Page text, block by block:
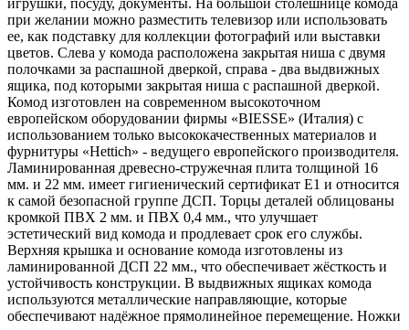
при желании можно разместить телевизор или использовать
ее, как подставку для коллекции фотографий или выставки
цветов. Слева у комода расположена закрытая ниша с двумя
полочками за распашной дверкой, справа - два выдвижных
ящика, под которыми закрытая ниша с распашной дверкой.
Комод изготовлен на современном высокоточном
европейском оборудовании фирмы «BIESSE» (Италия) с
использованием только высококачественных материалов и
фурнитуры «Hettich» - ведущего европейского производителя.
Ламинированная древесно-стружечная плита толщиной 16
мм. и 22 мм. имеет гигиенический сертификат Е1 и относится
к самой безопасной группе ДСП. Торцы деталей облицованы
кромкой ПВХ 2 мм. и ПВХ 0,4 мм., что улучшает
эстетический вид комода и продлевает срок его службы.
Верхняя крышка и основание комода изготовлены из
ламинированной ДСП 22 мм., что обеспечивает жёсткость и
устойчивость конструкции. В выдвижных ящиках комода
используются металлические направляющие, которые
обеспечивают надёжное прямолинейное перемещение. Ножки